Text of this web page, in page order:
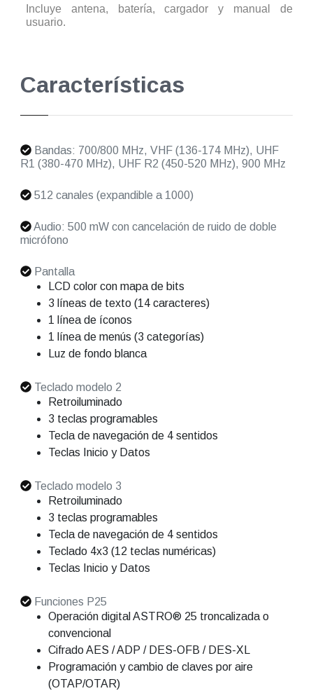
Incluye antena, batería, cargador y manual de
usuario.
Características
Bandas: 700/800 MHz, VHF (136-174 MHz), UHF
R1 (380-470 MHz), UHF R2 (450-520 MHz), 900 MHz
512 canales (expandible a 1000)
Audio: 500 mW con cancelación de ruido de doble
micrófono
Pantalla
LCD color con mapa de bits
3 líneas de texto (14 caracteres)
1 línea de íconos
1 línea de menús (3 categorías)
Luz de fondo blanca
Teclado modelo 2
Retroiluminado
3 teclas programables
Tecla de navegación de 4 sentidos
Teclas Inicio y Datos
Teclado modelo 3
Retroiluminado
3 teclas programables
Tecla de navegación de 4 sentidos
Teclado 4x3 (12 teclas numéricas)
Teclas Inicio y Datos
Funciones P25
Operación digital ASTRO® 25 troncalizada o
convencional
Cifrado AES / ADP / DES-OFB / DES-XL
Programación y cambio de claves por aire
(OTAP/OTAR)